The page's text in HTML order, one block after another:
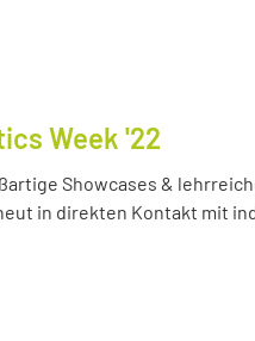
Week '22
Showcases &
in direkten Kontakt mit